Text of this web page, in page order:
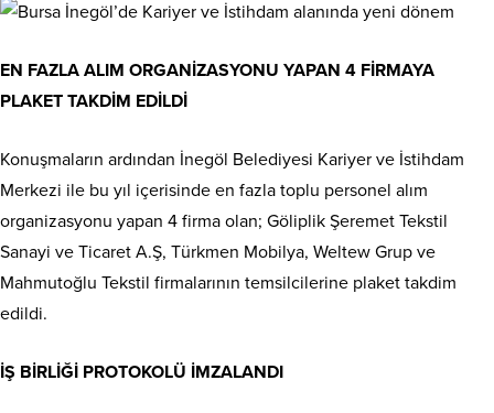
EN FAZLA ALIM ORGANİZASYONU YAPAN 4 FİRMAYA
PLAKET TAKDİM EDİLDİ
Konuşmaların ardından İnegöl Belediyesi Kariyer ve İstihdam
Merkezi ile bu yıl içerisinde en fazla toplu personel alım
organizasyonu yapan 4 firma olan; Göliplik Şeremet Tekstil
Sanayi ve Ticaret A.Ş, Türkmen Mobilya, Weltew Grup ve
Mahmutoğlu Tekstil firmalarının temsilcilerine plaket takdim
edildi.
İŞ BİRLİĞİ PROTOKOLÜ İMZALANDI